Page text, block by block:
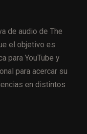
de audio de The
el objetivo es
para YouTube y
para acercar su
en distintos